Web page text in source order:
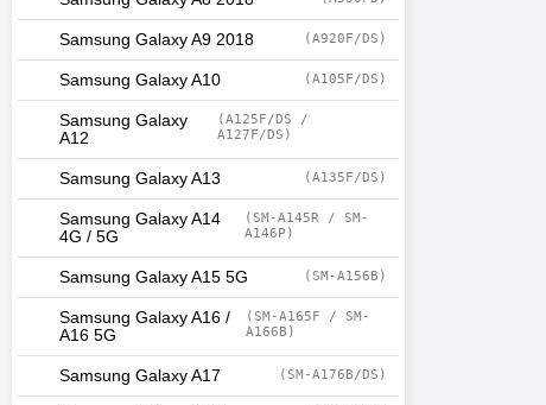
Samsung Galaxy A9 2018 (A920F/DS)
Samsung Galaxy A10 (A105F/DS)
Samsung Galaxy
A12
(A125F/DS /
A127F/DS)
Samsung Galaxy A13 (A135F/DS)
Samsung Galaxy A14
4G / 5G
(SM-A145R / SM-
A146P)
Samsung Galaxy A15 5G (SM-A156B)
Samsung Galaxy A16 /
A16 5G
(SM-A165F / SM-
A166B)
Samsung Galaxy A17 (SM-A176B/DS)